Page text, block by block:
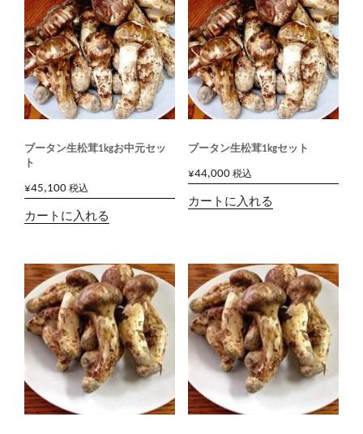
ブータン生松茸1kgお中元セッ
ト
¥45,100 税込
カートに入れる
ブータン生松茸1kgセット
¥44,000 税込
カートに入れる